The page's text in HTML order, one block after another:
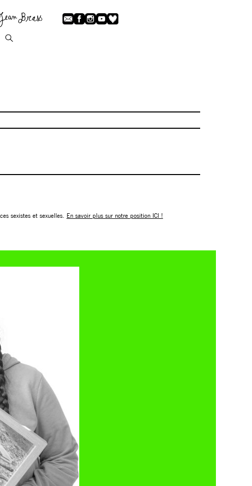
sexistes et sexuelles. En savoir plus sur notre position ICI !